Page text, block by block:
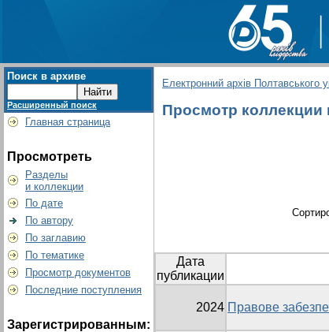
Поиск в архиве
Расширенный поиск
Главная страница
Просмотреть
Разделы
и коллекции
По дате
По автору
По заглавию
По тематике
Просмотр документов
Последние поступления
Зарегистрированным:
Електронний архів Полтавського
Просмотр коллекции
Дата
публикации
2024 Правове